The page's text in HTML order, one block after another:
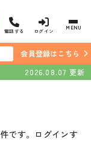
電話する ログイン MENU
会員登録はこちら
2026.08.07 更新
です。ログインす